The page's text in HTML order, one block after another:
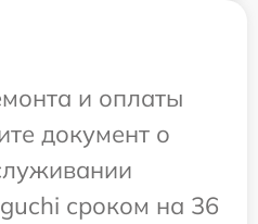
и оплаты
документ о
сроком на 36